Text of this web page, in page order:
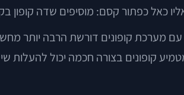
קסם: מוסיפים שדה קופון בקופה, מגדירים הנחה
מערכת קופונים דורשת הרבה יותר
קופונים בצורה חכמה יכול